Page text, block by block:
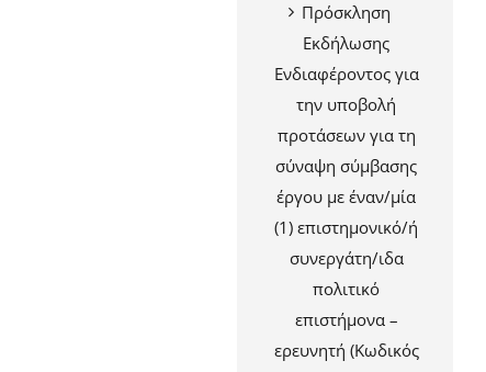
Πρόσκληση
Εκδήλωσης
Ενδιαφέροντος για
την υποβολή
προτάσεων για τη
σύναψη σύμβασης
έργου με έναν/μία
(1) επιστημονικό/ή
συνεργάτη/ιδα
πολιτικό
επιστήμονα –
ερευνητή (Κωδικός